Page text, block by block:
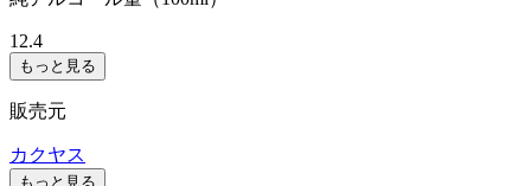
12.4
もっと見る
販売元
カクヤス
もっと見る